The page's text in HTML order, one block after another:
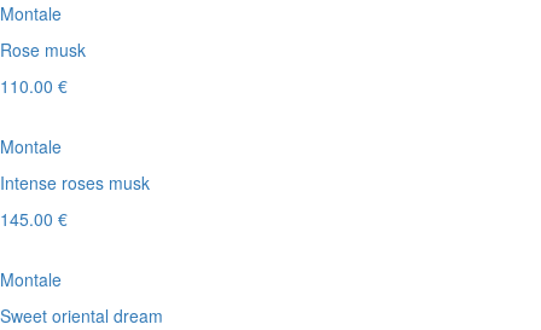
Montale
Rose musk
110.00 €
Montale
Intense roses musk
145.00 €
Montale
Sweet oriental dream